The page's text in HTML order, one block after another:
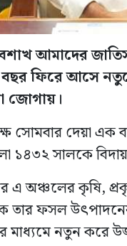
আমাদের
বছর ফিরে আসে
জোগায়।
সোমবার দেয়া এক
১৪৩২ সালকে
এ অঞ্চলের কৃষি,
তার ফসল
মাধ্যমে নতুন করে